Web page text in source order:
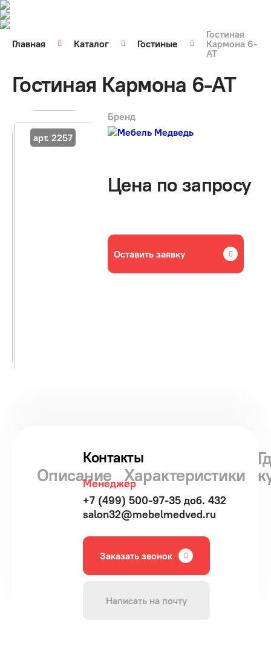
Главная Каталог Гостиные
Гостиная
Кармона 6-
АТ
Гостиная Кармона 6-АТ
арт. 2257
Бренд
Цена по запросу
Оставить заявку
Описание Характеристики
Контакты
Менеджер
+7 (499) 500-97-35 доб. 432
salon32@mebelmedved.ru
Заказать звонок
Написать на почту